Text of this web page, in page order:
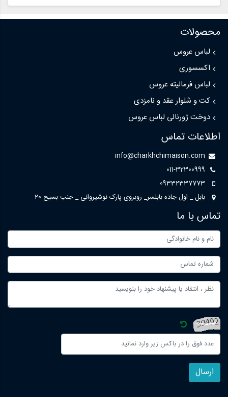
محصولات
لباس عروس
اکسسوری
لباس فرمالیته عروس
کت و شلوار عقد و نامزدی
دوخت ژورنالی لباس عروس
اطلاعات تماس
info@charkhchimaison.com
011-32300999
09332337773
بابل _ اول جاده بابلسر_ روبروی پارک نوشیروانی _ جنب بسیج 20
تماس با ما
ارسال